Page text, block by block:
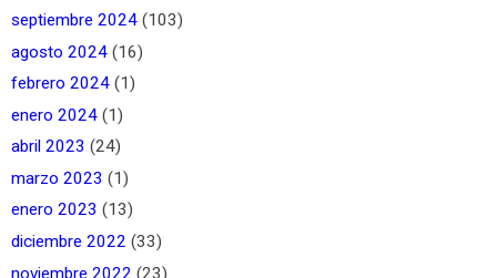
septiembre 2024 (103)
agosto 2024 (16)
febrero 2024 (1)
enero 2024 (1)
abril 2023 (24)
marzo 2023 (1)
enero 2023 (13)
diciembre 2022 (33)
noviembre 2022 (23)